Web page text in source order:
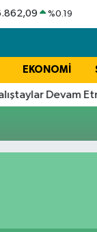
%0.19
EKONOMİ
Devam